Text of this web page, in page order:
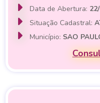
Data de Abertura:
Situação Cadastral:
Município: SAO